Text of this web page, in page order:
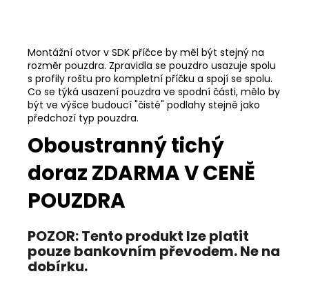
Montážní otvor v SDK příčce by měl být stejný na
rozměr pouzdra. Zpravidla se pouzdro usazuje spolu
s profily roštu pro kompletní příčku a spojí se spolu.
Co se týká usazení pouzdra ve spodní části, mělo by
být ve výšce budoucí "čisté" podlahy stejně jako
předchozí typ pouzdra.
Oboustranný tichý
doraz ZDARMA V CENĚ
POUZDRA
POZOR:Tento produkt lze platit
pouze bankovním převodem. Ne na
dobírku.